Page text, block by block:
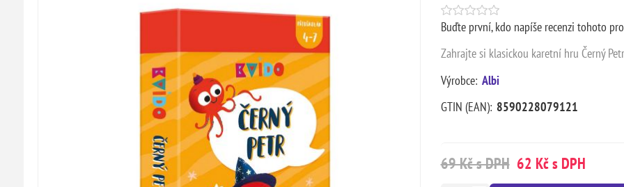
Buďte první, kdo napíše recenzi tohoto
Zahrajte si klasickou karetní hru Černý
Výrobce: Albi
GTIN (EAN): 8590228079121
69 Kč s DPH 62 Kč s DPH